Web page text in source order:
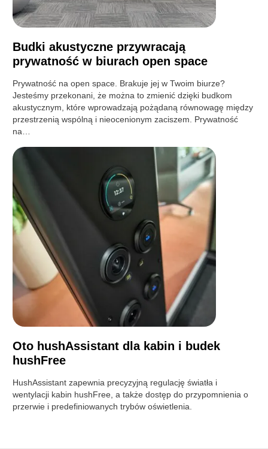
Budki akustyczne przywracają
prywatność w biurach open space
Prywatność na open space. Brakuje jej w Twoim biurze?
Jesteśmy przekonani, że można to zmienić dzięki budkom
akustycznym, które wprowadzają pożądaną równowagę między
przestrzenią wspólną i nieocenionym zaciszem. Prywatność
na…
Oto hushAssistant dla kabin i budek
hushFree
HushAssistant zapewnia precyzyjną regulację światła i
wentylacji kabin hushFree, a także dostęp do przypomnienia o
przerwie i predefiniowanych trybów oświetlenia.